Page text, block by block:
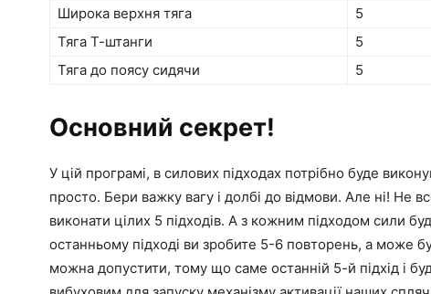
Широка верхня тяга
5
Тяга Т-штанги
5
Тяга до поясу сидячи
5
Основний секрет!
У цій програмі, в силових підходах потрібно буде
просто. Бери важку вагу і долбі до відмови. Але ні! Не
виконати цілих 5 підходів. А з кожним підходом сили
останньому підході ви зробите 5-6 повторень, а може
можна допустити, тому що саме останній 5-й підхід і